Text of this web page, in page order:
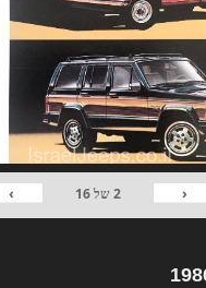
‹
2של16
›